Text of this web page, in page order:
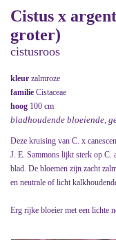
Cistus x
groter)
cistusroos
kleur zalmroze
familie Cistaceae
hoog 100 cm
bladhoudende bloeiende,
Deze kruising van C. x
J. E. Sammons lijkt sterk op C.
blad. De bloemen zijn zacht
en neutrale of licht
Erg rijke bloeier met een lichte